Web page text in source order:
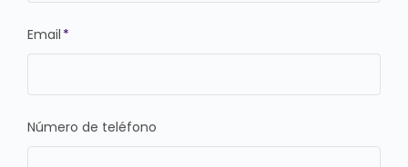
Email *
Número de teléfono